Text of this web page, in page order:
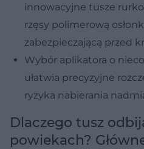
innowacyjne tusze
rzęsy polimerową
zabezpieczającą przed
Wybór aplikatora o
ułatwia precyzyjne
ryzyka nabierania
Dlaczego tusz
powiekach?